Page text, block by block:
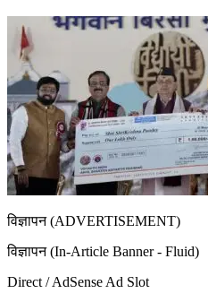
विज्ञापन (ADVERTISEMENT)
विज्ञापन (In-Article Banner - Fluid)
Direct / AdSense Ad Slot